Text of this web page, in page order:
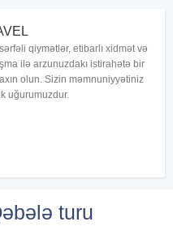
qiymətlər, etibarlı xidmət və
ilə arzunuzdakı istirahətə bir
olun. Sizin məmnuniyyətiniz
uğurumuzdur.
turu